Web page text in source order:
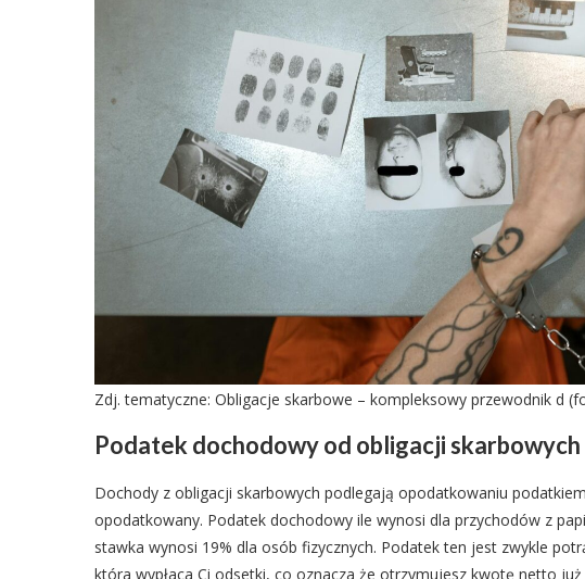
Zdj. tematyczne: Obligacje skarbowe – kompleksowy przewodnik d
Podatek dochodowy od obligacji skarbowych
Dochody z obligacji skarbowych podlegają opodatkowaniu
opodatkowany. Podatek dochodowy ile wynosi dla przychodów z
stawka wynosi 19% dla osób fizycznych. Podatek ten jest zwykle
która wypłaca Ci odsetki, co oznacza że otrzymujesz kwotę netto